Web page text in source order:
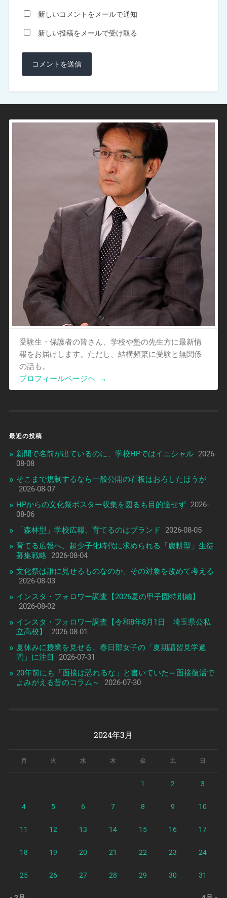
新しいコメントをメールで通知
新しい投稿をメールで受け取る
受験生・保護者の皆さん、学校や塾の先生方に最新情
報をお届けします。ただし、結構頻繁に受験と無関係
の話も。
プロフィールページヘ
→
最近の投稿
新聞で名前が出ているのに、学校HPではイニシャル 2026-
08-08
そこまで規制するなら一般公開の看板はおろしたほうが
2026-08-07
HPからの文化祭ポスター収集を図るも目的達せず 2026-
08-06
「森林型」学校広報、育てるのはブランド
2026-08-05
育てる広報へ、超少子化時代に求められる「農耕型」生徒
募集戦略
2026-08-04
文化祭は誰に見せるものなのか、その対象を改めて考える
2026-08-03
インスタ・フォロワー調査【2026夏の甲子園特別編】
2026-08-02
インスタ・フォロワー調査【令和8年8月1日 埼玉県公私
立高校】
2026-08-01
夏休みに授業を見せる、春日部女子の「夏期講習見学週
間」に注目
2026-07-31
20年前にも「面接は恐れるな」と書いていた～面接復活で
よみがえる昔のコラム～
2026-07-30
2024年3月
月 火 水 木 金 土 日
1 2 3
4 5 6 7 8 9 10
11 12 13 14 15 16 17
18 19 20 21 22 23 24
25 26 27 28 29 30 31